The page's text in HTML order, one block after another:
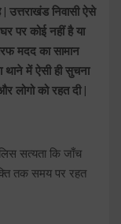
निवासी ऐसे
पर कोई नहीं है या
मदद का सामान
में ऐसी ही सुचना
लोगो को रहत दी |
सत्यता कि जाँच
तक समय पर रहत